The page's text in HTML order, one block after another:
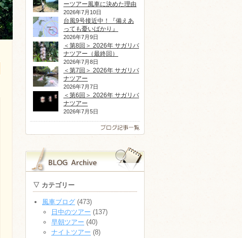
ーツアー風車に決めた理由
2026年7月10日
台風9号接近中！『備えあ
っても憂いばかり』
2026年7月9日
＜第8回＞ 2026年 サガリバ
ナツアー（最終回）
2026年7月8日
＜第7回＞ 2026年 サガリバ
ナツアー
2026年7月7日
＜第6回＞ 2026年 サガリバ
ナツアー
2026年7月5日
▽ カテゴリー
風車ブログ (473)
日中のツアー (137)
早朝ツアー (40)
ナイトツアー (8)